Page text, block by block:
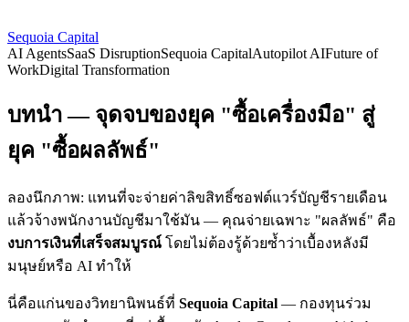
Sequoia Capital
AI AgentsSaaS DisruptionSequoia CapitalAutopilot AIFuture of
WorkDigital Transformation
บทนำ — จุดจบของยุค "ซื้อเครื่องมือ" สู่
ยุค "ซื้อผลลัพธ์"
ลองนึกภาพ: แทนที่จะจ่ายค่าลิขสิทธิ์ซอฟต์แวร์บัญชีรายเดือน
แล้วจ้างพนักงานบัญชีมาใช้มัน — คุณจ่ายเฉพาะ "ผลลัพธ์" คือ
งบการเงินที่เสร็จสมบูรณ์ โดยไม่ต้องรู้ด้วยซ้ำว่าเบื้องหลังมี
มนุษย์หรือ AI ทำให้
นี่คือแก่นของวิทยานิพนธ์ที่ Sequoia Capital — กองทุนร่วม